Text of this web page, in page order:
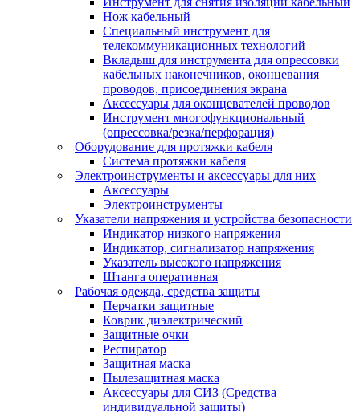
Нож кабельный
Специальный инструмент для
телекоммуникационных технологий
Вкладыш для инструмента для опрессовки
кабельных наконечников, оконцевания
проводов, присоединения экрана
Аксессуары для оконцевателей проводов
Инструмент многофункциональный
(опрессовка/резка/перфорация)
Оборудование для протяжки кабеля
Система протяжки кабеля
Электроинструменты и аксессуары для них
Аксессуары
Электроинструменты
Указатели напряжения и устройства безопасности
Индикатор низкого напряжения
Индикатор, сигнализатор напряжения
Указатель высокого напряжения
Штанга оперативная
Рабочая одежда, средства защиты
Перчатки защитные
Коврик диэлектрический
Защитные очки
Респиратор
Защитная маска
Пылезащитная маска
Аксессуары для СИЗ (Средства
индивидуальной защиты)